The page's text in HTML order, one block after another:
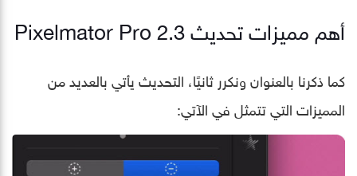
أهم مميزات تحديث Pixelmator Pro 2.3
كما ذكرنا بالعنوان ونكرر ثانيًا، التحديث يأتي بالعديد من
المميزات التي تتمثل في الآتي: